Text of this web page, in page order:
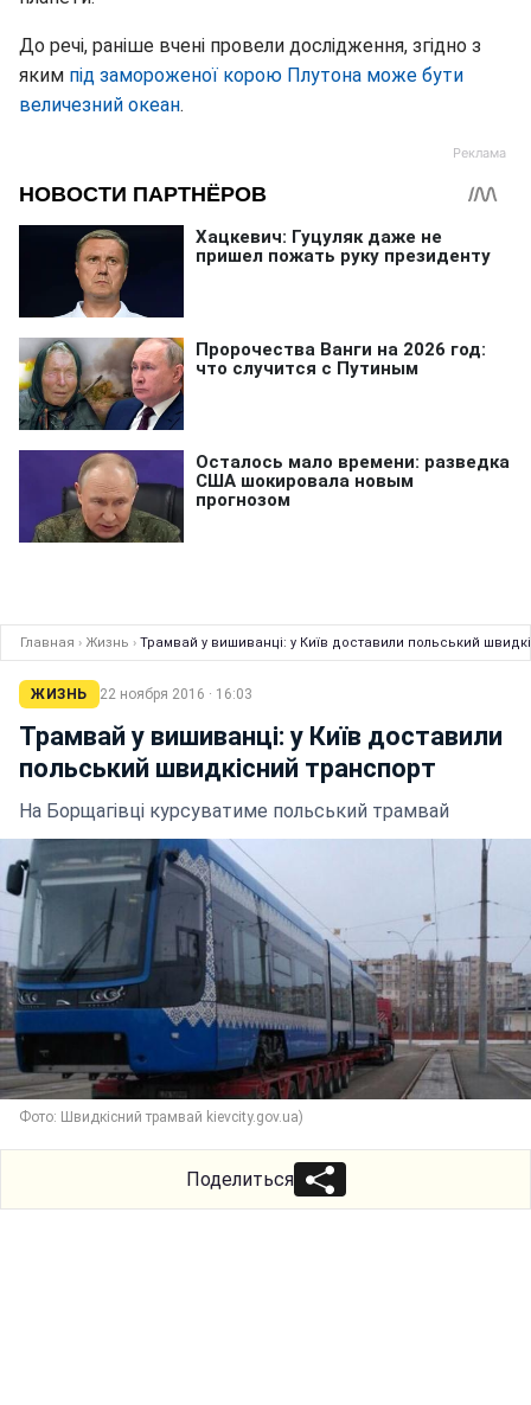
До речі, раніше вчені провели дослідження, згідно з
яким під замороженої корою Плутона може бути
величезний океан.
Главная › Жизнь › Трамвай у вишиванці: у Київ доставили польський
ЖИЗНЬ 22 ноября 2016 · 16:03
Трамвай у вишиванці: у Київ доставили
польський швидкісний транспорт
На Борщагівці курсуватиме польський трамвай
Фото: Швидкісний трамвай kievcity.gov.ua)
Поделиться